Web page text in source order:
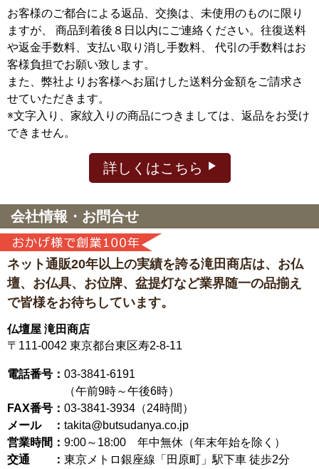
お客様のご都合による返品、交換は、未使用のものに限り
ますが、
商品到着後８日以内にご連絡ください。往復送料
や返金手数料、支払い取り消し手数料、 代引の手数料はお
客様負担でお願い致します。
また、弊社よりお客様へお届けした送料分金額をご請求さ
せていただきます。
※文字入り、家紋入りの商品につきましては、返品をお受け
できません。
詳しくはこちら
会社情報・お問合せ
ネット通販20年以上の実績を誇る滝田商店は、 お仏
壇、お仏具、お位牌、盆提灯など業界随一の品揃え
で皆様をお待ちしています。
仏壇屋 滝田商店
〒111-0042 東京都台東区寿2-8-11
電話番号： 03-3841-6191
（午前9時～午後6時）
FAX番号： 03-3841-3934（24時間）
メール ： takita@butsudanya.co.jp
営業時間： 9:00～18:00 年中無休（年末年始を除く）
交通 ： 東京メトロ銀座線「田原町」駅下車 徒歩2分